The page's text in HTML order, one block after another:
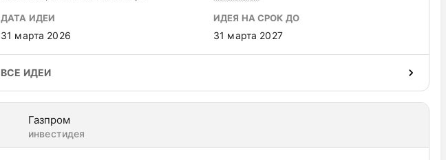
ДАТА ИДЕИ
31 марта 2026
ИДЕЯ НА СРОК ДО
31 марта 2027
ВСЕ ИДЕИ
Газпром
инвестидея